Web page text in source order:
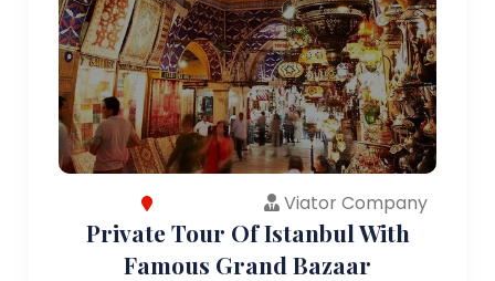
Viator Company
Private Tour Of Istanbul With
Famous Grand Bazaar